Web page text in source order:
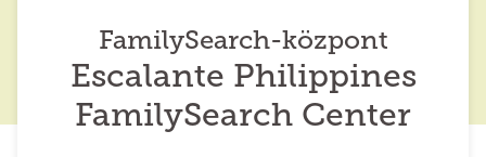
FamilySearch-központ
Escalante Philippines
FamilySearch Center